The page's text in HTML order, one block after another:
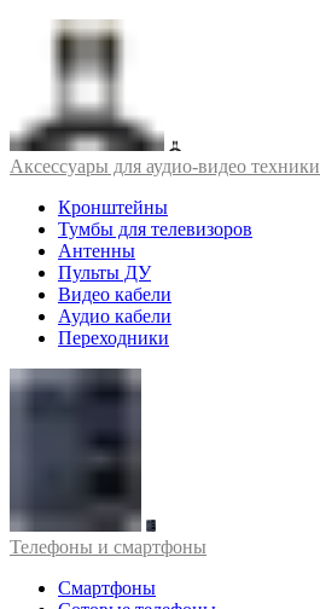
Аксессуары для аудио-видео техники
Кронштейны
Тумбы для телевизоров
Антенны
Пульты ДУ
Видео кабели
Аудио кабели
Переходники
Телефоны и смартфоны
Смартфоны